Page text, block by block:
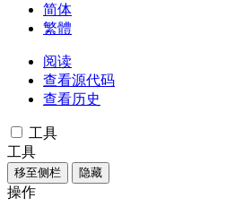
简体
繁體
阅读
查看源代码
查看历史
工具
工具
移至侧栏 隐藏
操作